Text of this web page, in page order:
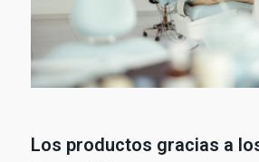
Los productos gracias a